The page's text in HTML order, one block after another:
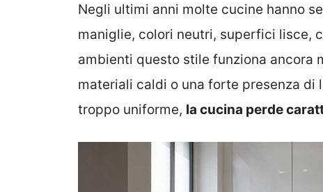
Negli ultimi anni molte cucine hanno
maniglie, colori neutri, superfici lisce,
ambienti questo stile funziona ancora
materiali caldi o una forte presenza
troppo uniforme, la cucina perde